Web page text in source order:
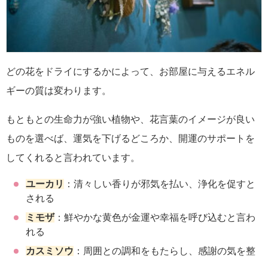
どの花をドライにするかによって、お部屋に与えるエネル
ギーの質は変わります。
もともとの生命力が強い植物や、花言葉のイメージが良い
ものを選べば、運気を下げるどころか、開運のサポートを
してくれると言われています。
ユーカリ ：清々しい香りが邪気を払い、浄化を促すと
される
ミモザ：鮮やかな黄色が金運や幸福を呼び込むと言わ
れる
カスミソウ ：周囲との調和をもたらし、感謝の気を整